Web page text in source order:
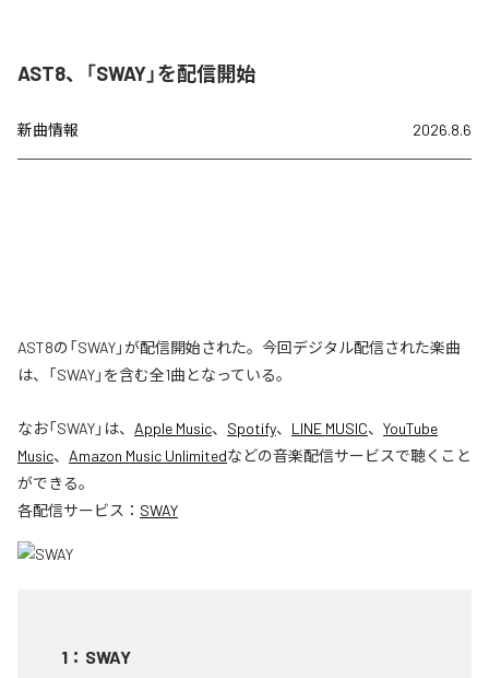
AST8、「SWAY」を配信開始
新曲情報 2026.8.6
AST8の「SWAY」が配信開始された。今回デジタル配信された楽曲
は、「SWAY」を含む全1曲となっている。
なお「SWAY」は、 Apple Music、 Spotify、 LINE MUSIC、 YouTube
Music、 Amazon Music Unlimitedなどの音楽配信サービスで聴くこと
ができる。
各配信サービス： SWAY
1 ： SWAY